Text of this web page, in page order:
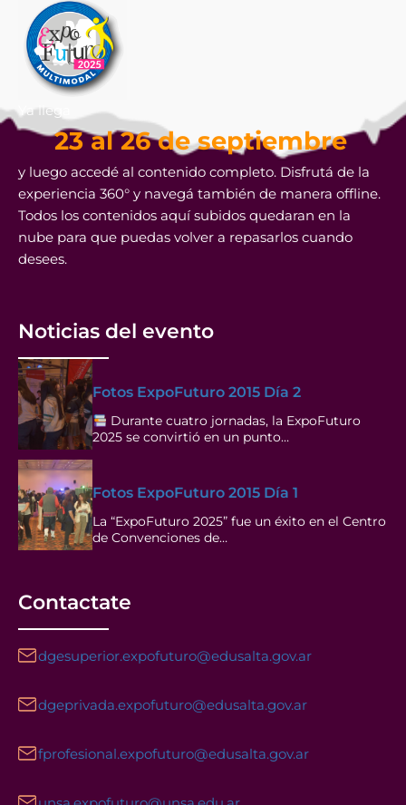
Ya llega
23 al 26 de septiembre
y luego accedé al contenido completo. Disfrutá de la
experiencia 360° y navegá también de manera offline.
Todos los contenidos aquí subidos quedaran en la
nube para que puedas volver a repasarlos cuando
desees.
Noticias del evento
Fotos ExpoFuturo 2015 Día 2
Durante cuatro jornadas, la ExpoFuturo
2025 se convirtió en un punto…
Fotos ExpoFuturo 2015 Día 1
La “ExpoFuturo 2025” fue un éxito en el Centro
de Convenciones de…
Contactate
dgesuperior.expofuturo@edusalta.gov.ar
dgeprivada.expofuturo@edusalta.gov.ar
fprofesional.expofuturo@edusalta.gov.ar